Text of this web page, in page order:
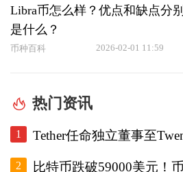
Libra币怎么样？优点和缺点分别
是什么？
币种百科 2026-02-01 11:59
热门资讯
1
2